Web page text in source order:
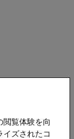
閲覧体験を向
ズされたコ